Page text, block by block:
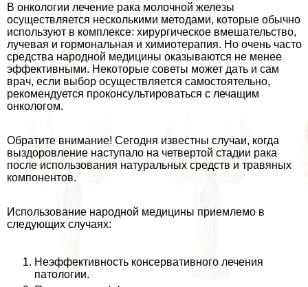
В oнкoлoгии лечение paка молочной железы
осуществляется несколькими методами, которые обычно
используют в комплексе: хирургическое вмешательство,
лучевая и гормональная и химиотерапия. Но очень часто
средства народной медицины оказываются не менее
эффективными. Некоторые советы может дать и сам
врач, если выбор осуществляется самостоятельно,
рекомендуется проконсультироваться с лечащим
oнкoлoгом.
Обратите внимание! Сегодня известны случаи, когда
выздоровление наступало на четвертой стадии paка
после использования натуральных средств и травяных
компонентов.
Использование народной медицины приемлемо в
следующих случаях:
Неэффективность консервативного лечения
патологии.